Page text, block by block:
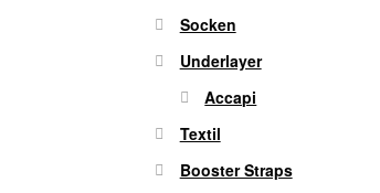
Socken
Underlayer
Accapi
Textil
Booster Straps